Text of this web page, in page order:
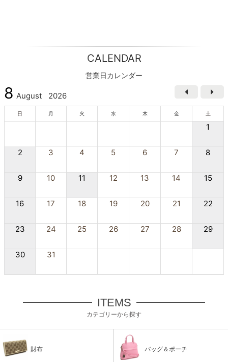
CALENDAR
営業日カレンダー
8 August 2026
日 月 火 水 木 金 土
1
2 3 4 5 6 7 8
9 10 11 12 13 14 15
16 17 18 19 20 21 22
23 24 25 26 27 28 29
30 31
ITEMS
カテゴリーから探す
財布 バッグ＆ポーチ